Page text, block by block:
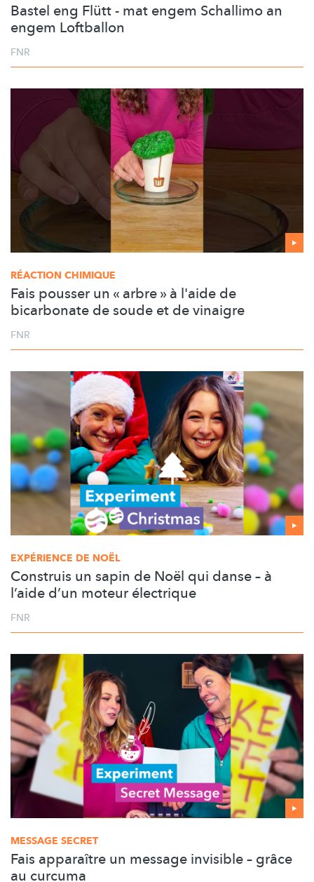
Bastel eng Flütt - mat engem Schallimo an
engem Loftballon
FNR
RÉACTION CHIMIQUE
Fais pousser un « arbre » à l'aide de
bicarbonate de soude et de vinaigre
FNR
EXPÉRIENCE DE NOËL
Construis un sapin de Noël qui danse – à
l’aide d’un moteur électrique
FNR
MESSAGE SECRET
Fais apparaître un message invisible – grâce
au curcuma